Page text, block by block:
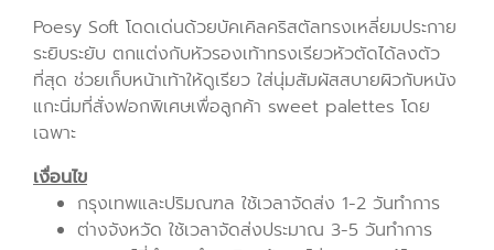
Poesy Soft โดดเด่นด้วยบัคเคิลคริสตัลทรงเหลี่ยมประกาย
ระยิบระยับ ตกแต่งกับหัวรองเท้าทรงเรียวหัวตัดได้ลงตัว
ที่สุด ช่วยเก็บหน้าเท้าให้ดูเรียว ใส่นุ่มสัมผัสสบายผิวกับหนัง
แกะนิ่มที่สั่งฟอกพิเศษเพื่อลูกค้า sweet palettes โดย
เฉพาะ
เงื่อนไข
กรุงเทพและปริมณฑล ใช้เวลาจัดส่ง 1-2 วันทำการ
ต่างจังหวัด ใช้เวลาจัดส่งประมาณ 3-5 วันทำการ